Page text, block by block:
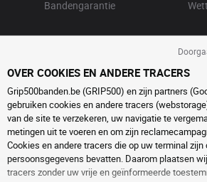
Bandengarantie
OVER COOKIES EN ANDERE TRACERS
Grip500banden.be (GRIP500) en zijn partners
gebruiken cookies en andere tracers
van de site te verzekeren, uw navigatie te
metingen uit te voeren en om zijn
Cookies en andere tracers die op uw terminal
persoonsgegevens bevatten. Daarom plaatsen
tracers zonder uw vrije en geïnformeerde